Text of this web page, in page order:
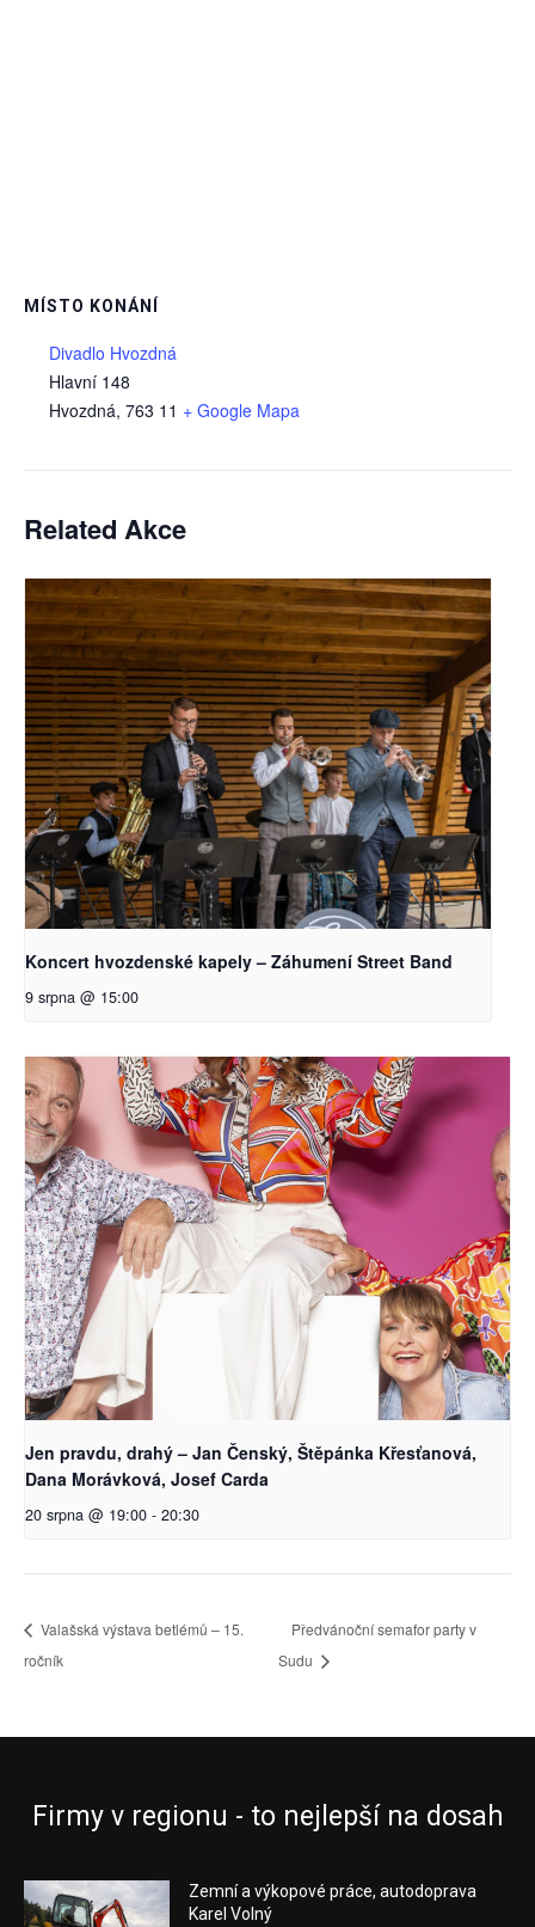
MÍSTO KONÁNÍ
Divadlo Hvozdná
Hlavní 148
Hvozdná, 763 11 + Google Mapa
Related Akce
Koncert hvozdenské kapely – Záhumení Street Band
9 srpna @ 15:00
Jen pravdu, drahý – Jan Čenský, Štěpánka Křesťanová,
Dana Morávková, Josef Carda
20 srpna @ 19:00 - 20:30
Valašská výstava betlémů – 15.
ročník
Předvánoční semafor party v
Sudu
Firmy v regionu - to nejlepší na dosah
Zemní a výkopové práce, autodoprava
Karel Volný